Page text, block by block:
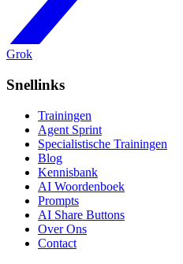
Grok
Snellinks
Trainingen
Agent Sprint
Specialistische Trainingen
Blog
Kennisbank
AI Woordenboek
Prompts
AI Share Buttons
Over Ons
Contact